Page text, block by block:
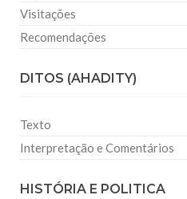
Visitações
Recomendações
DITOS (AHADITY)
Texto
Interpretação e Comentários
HISTÓRIA E POLITICA